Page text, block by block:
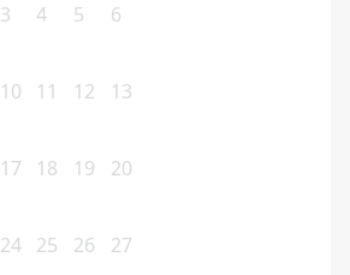
3 4 5 6
10 11 12 13
17 18 19 20
24 25 26 27